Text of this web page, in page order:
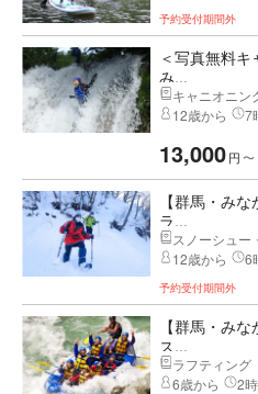
予約受付期間外
＜写真無料キ
み...
キャニオニン
12歳から
7
13,000円 〜
【群馬・み
ラ...
スノーシュー
12歳から
6
予約受付期間外
【群馬・み
ス...
ラフティング
6歳から
2